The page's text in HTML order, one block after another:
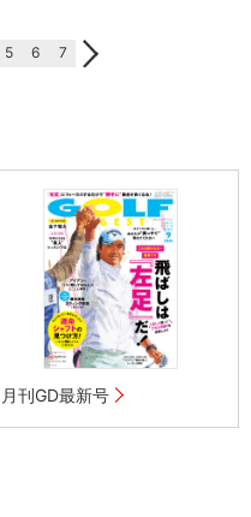
5 6 7
月刊GD最新号